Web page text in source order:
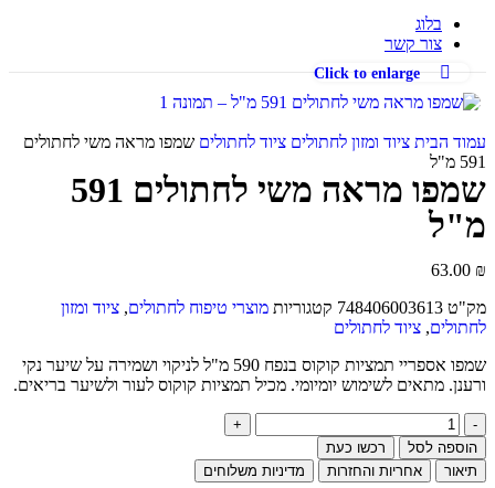
בלוג
צור קשר
Click to enlarge
עמוד הבית ציוד ומזון לחתולים ציוד לחתולים שמפו מראה משי לחתולים
591 מ"ל
שמפו מראה משי לחתולים 591
מ"ל
63.00 ₪
מק"ט 748406003613 קטגוריות מוצרי טיפוח לחתולים, ציוד ומזון
לחתולים, ציוד לחתולים
שמפו אספריי תמציות קוקוס בנפח 590 מ"ל לניקוי ושמירה על שיער נקי
ורענן. מתאים לשימוש יומיומי. מכיל תמציות קוקוס לעור ולשיער בריאים.
הוספה לסל
רכשו כעת
תיאור
אחריות והחזרות מדיניות משלוחים